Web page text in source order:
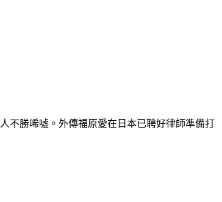
不勝唏噓。外傳福原愛在日本已聘好律師準備打